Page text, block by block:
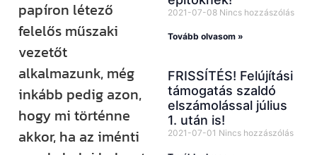
papíron létező
felelős műszaki
vezetőt
alkalmazunk, még
inkább pedig azon,
hogy mi történne
akkor, ha az iménti
2021-07-08 Nincs hozzászólás
Tovább olvasom »
FRISSÍTÉS! Felújítási
támogatás szaldó
elszámolással július
1. után is!
2021-07-01 Nincs hozzászólás